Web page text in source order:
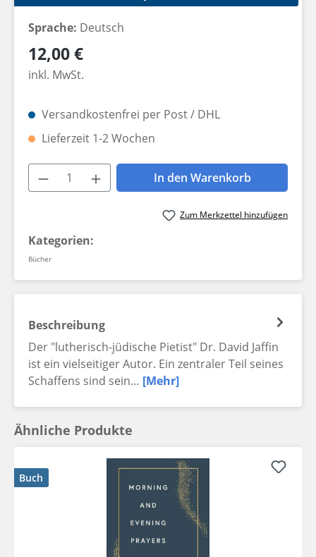
Sprache: Deutsch
Regulärer Preis:
12,00 €
inkl. MwSt.
Versandkostenfrei per Post / DHL
Lieferzeit 1-2 Wochen
Produkt Anzahl: Gib den
In den Warenkorb
Zum Merkzettel hinzufügen
Kategorien:
Bücher
Beschreibung
Der "lutherisch-jüdische Pietist" Dr. David Jaffin
ist ein vielseitiger Autor. Ein zentraler Teil seines
Schaffens sind sein… [Mehr]
Ähnliche Produkte
Buch